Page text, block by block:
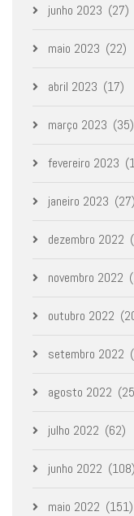
junho 2023 (27)
maio 2023 (22)
abril 2023 (17)
março 2023 (35)
fevereiro 2023
janeiro 2023 (27)
dezembro 2022
novembro 2022
outubro 2022
setembro 2022
agosto 2022
julho 2022 (62)
junho 2022 (108)
maio 2022 (151)